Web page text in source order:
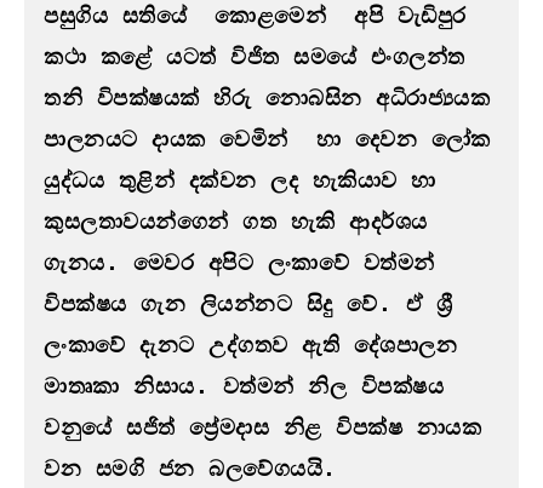
පසුගිය සතියේ  කොළමෙන්  අපි වැඩිපුර
කථා කළේ යටත් විජිත සමයේ එංගලන්ත
තනි විපක්ෂයක් හිරු නොබසින අධිරාජ්‍යයක
පාලනයට දායක වෙමින්  හා දෙවන ලෝක
යුද්ධය තුළින් දක්වන ලද හැකියාව හා
කුසලතාවයන්ගෙන් ගත හැකි ආදර්ශය
ගැනය. මෙවර අපිට ලංකාවේ වත්මන්
විපක්ෂය ගැන ලියන්නට සිදු වේ. ඒ ශ්‍රී
ලංකාවේ දැනට උද්ගතව ඇති දේශපාලන
මාතෘකා නිසාය. වත්මන් නිල විපක්ෂය
වනුයේ සජිත් ප්‍රේමදාස නිළ විපක්ෂ නායක
වන සමගි ජන බලවේගයයි.